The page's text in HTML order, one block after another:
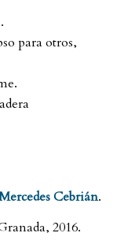
para otros,
Cebrián.
2016.